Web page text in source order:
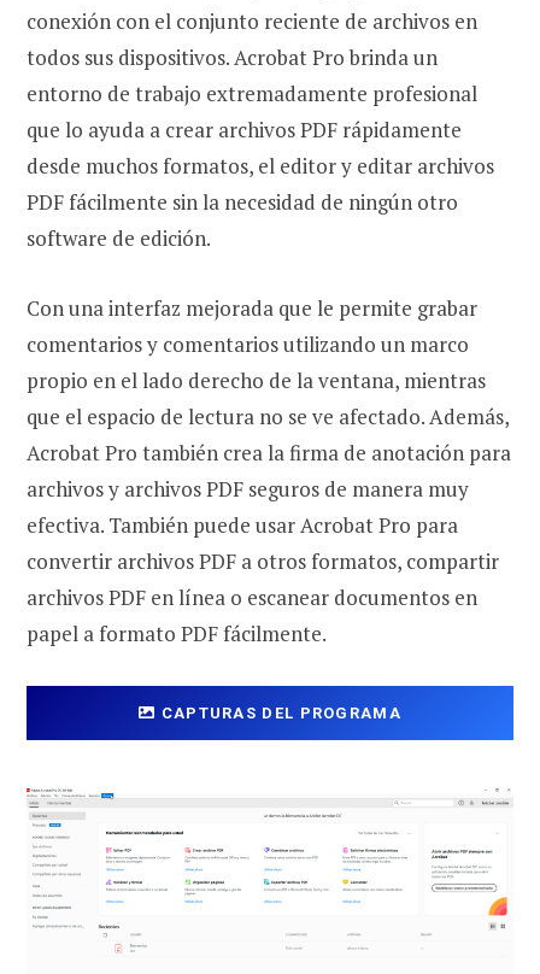
conexión con el conjunto reciente de archivos en
todos sus dispositivos. Acrobat Pro brinda un
entorno de trabajo extremadamente profesional
que lo ayuda a crear archivos PDF rápidamente
desde muchos formatos, el editor y editar archivos
PDF fácilmente sin la necesidad de ningún otro
software de edición.
Con una interfaz mejorada que le permite grabar
comentarios y comentarios utilizando un marco
propio en el lado derecho de la ventana, mientras
que el espacio de lectura no se ve afectado. Además,
Acrobat Pro también crea la firma de anotación para
archivos y archivos PDF seguros de manera muy
efectiva. También puede usar Acrobat Pro para
convertir archivos PDF a otros formatos, compartir
archivos PDF en línea o escanear documentos en
papel a formato PDF fácilmente.
CAPTURAS DEL PROGRAMA